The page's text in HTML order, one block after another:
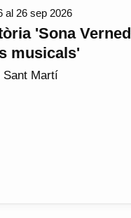
al 26 sep 2026
'Sona
musicals'
Martí